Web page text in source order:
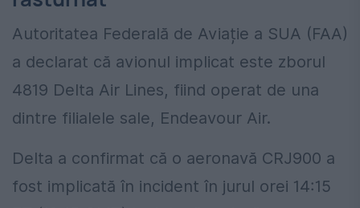
Autoritatea Federală de Aviație a SUA (FAA)
a declarat că avionul implicat este zborul
4819 Delta Air Lines, fiind operat de una
dintre filialele sale, Endeavour Air.
Delta a confirmat că o aeronavă CRJ900 a
fost implicată în incident în jurul orei 14:15